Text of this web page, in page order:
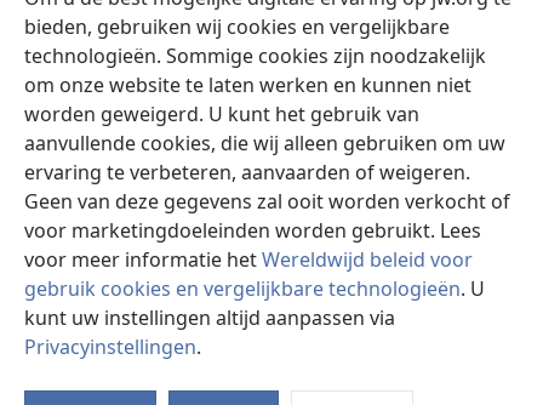
bieden, gebruiken wij cookies en vergelijkbare
technologieën. Sommige cookies zijn noodzakelijk
om onze website te laten werken en kunnen niet
worden geweigerd. U kunt het gebruik van
aanvullende cookies, die wij alleen gebruiken om uw
ervaring te verbeteren, aanvaarden of weigeren.
Geen van deze gegevens zal ooit worden verkocht of
voor marketingdoeleinden worden gebruikt. Lees
voor meer informatie hetWereldwijd beleid voor
gebruik cookies en vergelijkbare technologieën. U
kunt uw instellingen altijd aanpassen via
Privacyinstellingen.